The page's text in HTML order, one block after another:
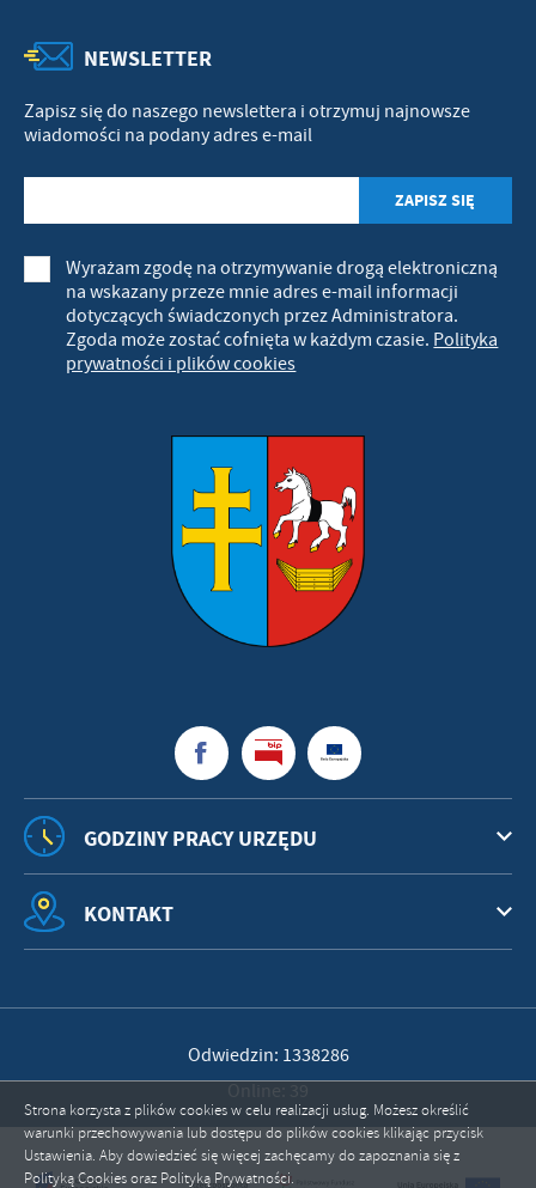
NEWSLETTER
Zapisz się do naszego newslettera i otrzymuj najnowsze
wiadomości na podany adres e-mail
Wyrażam zgodę na otrzymywanie drogą elektroniczną
na wskazany przeze mnie adres e-mail informacji
dotyczących świadczonych przez Administratora.
Zgoda może zostać cofnięta w każdym czasie. Polityka
prywatności i plików cookies
GODZINY PRACY URZĘDU
KONTAKT
Odwiedzin: 1338286
Strona korzysta z plików cookies w celu realizacji usług. Możesz określić
warunki przechowywania lub dostępu do plików cookies klikając przycisk
Ustawienia. Aby dowiedzieć się więcej zachęcamy do zapoznania się z
Polityką Cookies oraz Polityką Prywatności.